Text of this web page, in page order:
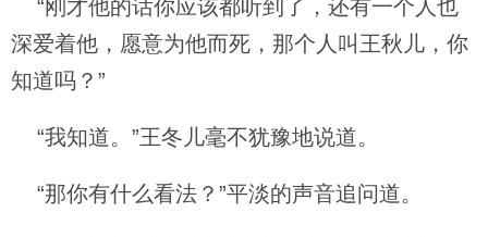
“刚才他的话你应该都听到了，还有一个人也
深爱着他，愿意为他而死，那个人叫王秋儿，你
知道吗？”
“我知道。”王冬儿毫不犹豫地说道。
“那你有什么看法？”平淡的声音追问道。